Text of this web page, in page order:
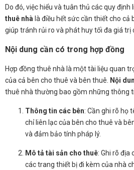
Do đó, việc hiểu và tuân thủ các quy định
thuê nhà là điều hết sức cần thiết cho cả
giúp tránh rủi ro và phát huy tối đa giá trị
Nội dung cần có trong hợp đồng
Hợp đồng thuê nhà là một tài liệu quan
của cả bên cho thuê và bên thuê.
Nội
thuê nhà thường bao gồm những thông
Thông tin các bên: Cần ghi rõ họ
chỉ liên lạc của bên cho thuê và
và đảm bảo tính pháp lý.
Mô tả tài sản cho thuê: Ghi rõ địa
các trang thiết bị đi kèm của nhà